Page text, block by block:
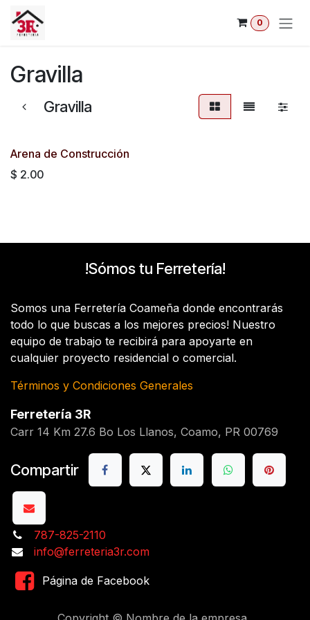
Ir al contenido
0
Gravilla
Gravilla
Arena de Construcción
$ 2.00
!Sómos tu Ferretería!
Somos una Ferretería Coameña donde encontrarás
todo lo que buscas a los mejores precios! Nuestro
equipo de trabajo te recibirá para apoyarte en
cualquier proyecto residencial o comercial.
Términos y Condiciones Generales
Ferretería 3R
Carr 14 Km 27.6 Bo Los Llanos, Coamo, PR 00769
Compartir
787-825-2110
info@ferreteria3r.com
Página de Facebook